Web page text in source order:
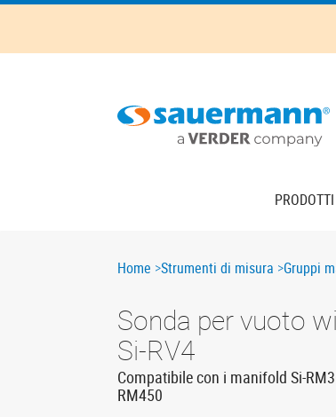
Skip
main
PRODOTTI
Breadcrumb
Home Strumenti di misura Gruppi
Sonda per vuoto
Si-RV4
Compatibile con i manifold Si-
RM450